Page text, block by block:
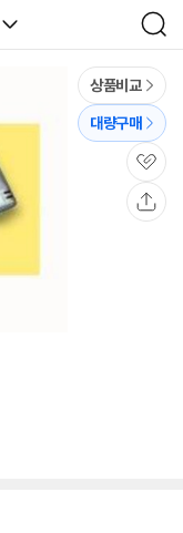
검
색
상품비교
대량구매
관
심